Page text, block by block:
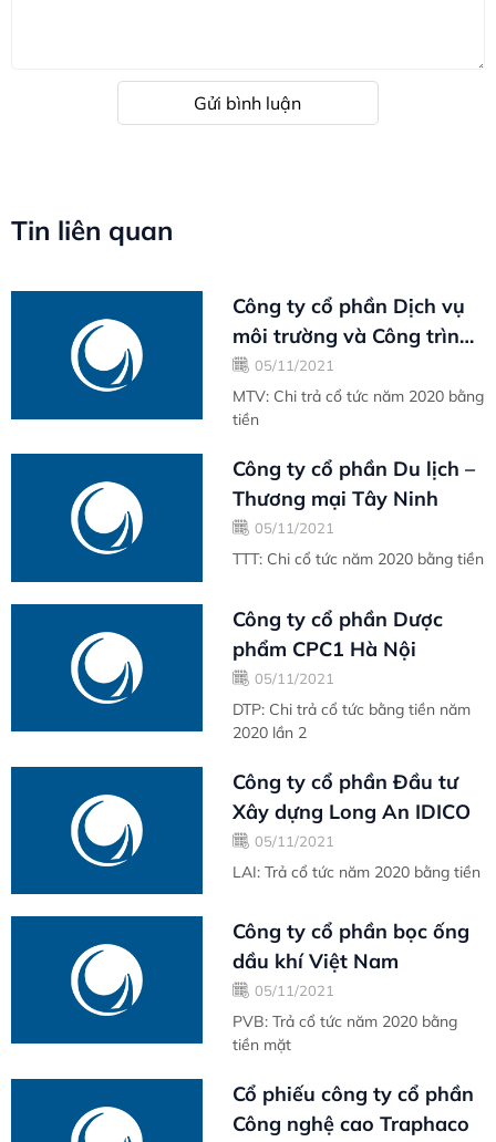
Gửi bình luận
Tin liên quan
Công ty cổ phần Dịch vụ
môi trường và Công trình
đô thị Vũng Tàu
05/11/2021
MTV: Chi trả cổ tức năm 2020 bằng
tiền
Công ty cổ phần Du lịch –
Thương mại Tây Ninh
05/11/2021
TTT: Chi cổ tức năm 2020 bằng tiền
Công ty cổ phần Dược
phẩm CPC1 Hà Nội
05/11/2021
DTP: Chi trả cổ tức bằng tiền năm
2020 lần 2
Công ty cổ phần Đầu tư
Xây dựng Long An IDICO
05/11/2021
LAI: Trả cổ tức năm 2020 bằng tiền
Công ty cổ phần bọc ống
dầu khí Việt Nam
05/11/2021
PVB: Trả cổ tức năm 2020 bằng
tiền mặt
Cổ phiếu công ty cổ phần
Công nghệ cao Traphaco